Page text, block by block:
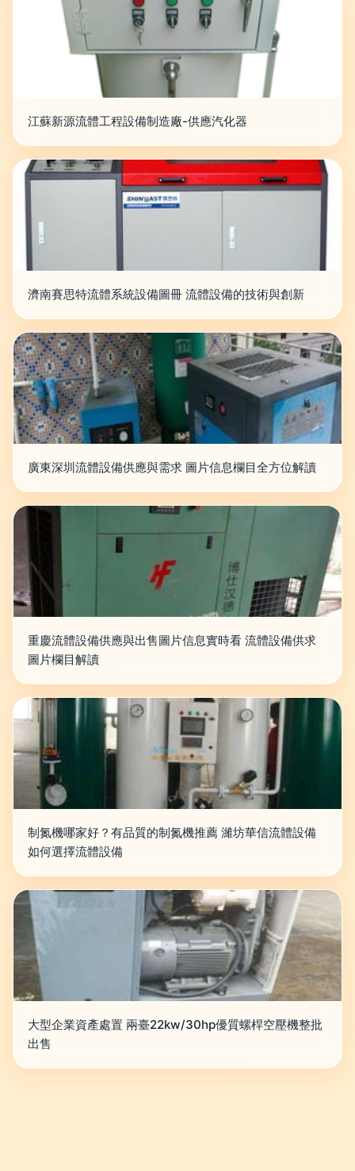
江蘇新源流體工程設備制造廠-供應汽化器
濟南賽思特流體系統設備圖冊 流體設備的技術與創新
廣東深圳流體設備供應與需求 圖片信息欄目全方位解讀
重慶流體設備供應與出售圖片信息實時看 流體設備供求
圖片欄目解讀
制氮機哪家好？有品質的制氮機推薦 濰坊華信流體設備
如何選擇流體設備
大型企業資產處置 兩臺22kw/30hp優質螺桿空壓機整批
出售